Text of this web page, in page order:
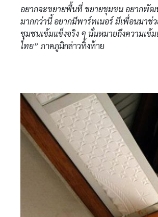
อยากจะขยายพื้นที่ ขยายชุมชน อยากพัฒ
มากกว่านี้ อยากมีพาร์ทเนอร์ มีเพื่อนมาช่
ชุมชนเข้มแข็งจริง ๆ นั่นหมายถึงความเข้
ไทย” ภาคภูมิกล่าวทิ้งท้าย